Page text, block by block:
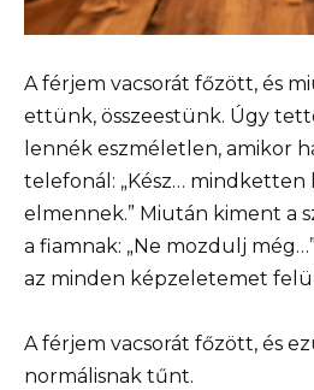
A férjem vacsorát főzött, és
ettünk, összeestünk. Úgy
lennék eszméletlen, amikor
telefonál: „Kész… mindketten
elmennek.” Miután kiment a
a fiamnak: „Ne mozdulj
az minden képzeletemet
A férjem vacsorát főzött, és
normálisnak tűnt.